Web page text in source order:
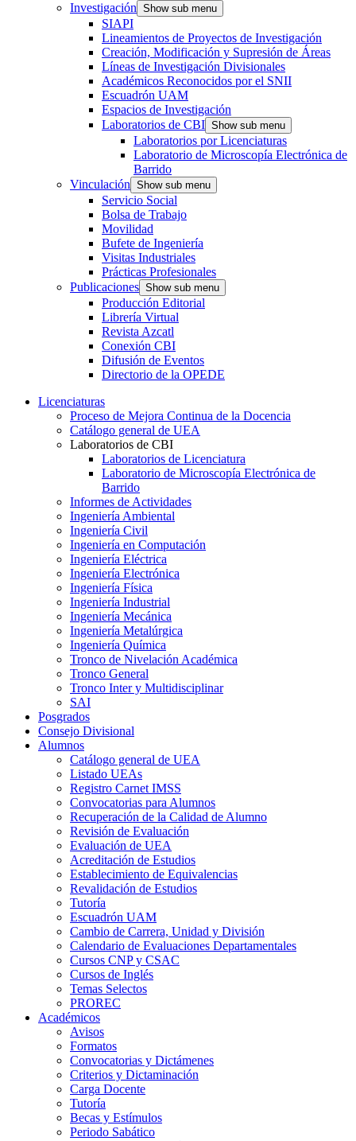
Investigación Show sub menu
SIAPI
Lineamientos de Proyectos de Investigación
Creación, Modificación y Supresión de Áreas
Líneas de Investigación Divisionales
Académicos Reconocidos por el SNII
Escuadrón UAM
Espacios de Investigación
Laboratorios de CBI Show sub menu
Laboratorios por Licenciaturas
Laboratorio de Microscopía Electrónica de
Barrido
Vinculación Show sub menu
Servicio Social
Bolsa de Trabajo
Movilidad
Bufete de Ingeniería
Visitas Industriales
Prácticas Profesionales
Publicaciones Show sub menu
Producción Editorial
Librería Virtual
Revista Azcatl
Conexión CBI
Difusión de Eventos
Directorio de la OPEDE
Licenciaturas
Proceso de Mejora Continua de la Docencia
Catálogo general de UEA
Laboratorios de CBI
Laboratorios de Licenciatura
Laboratorio de Microscopía Electrónica de
Barrido
Informes de Actividades
Ingeniería Ambiental
Ingeniería Civil
Ingeniería en Computación
Ingeniería Eléctrica
Ingeniería Electrónica
Ingeniería Física
Ingeniería Industrial
Ingeniería Mecánica
Ingeniería Metalúrgica
Ingeniería Química
Tronco de Nivelación Académica
Tronco General
Tronco Inter y Multidisciplinar
SAI
Posgrados
Consejo Divisional
Alumnos
Catálogo general de UEA
Listado UEAs
Registro Carnet IMSS
Convocatorias para Alumnos
Recuperación de la Calidad de Alumno
Revisión de Evaluación
Evaluación de UEA
Acreditación de Estudios
Establecimiento de Equivalencias
Revalidación de Estudios
Tutoría
Escuadrón UAM
Cambio de Carrera, Unidad y División
Calendario de Evaluaciones Departamentales
Cursos CNP y CSAC
Cursos de Inglés
Temas Selectos
PROREC
Académicos
Avisos
Formatos
Convocatorias y Dictámenes
Criterios y Dictaminación
Carga Docente
Tutoría
Becas y Estímulos
Periodo Sabático